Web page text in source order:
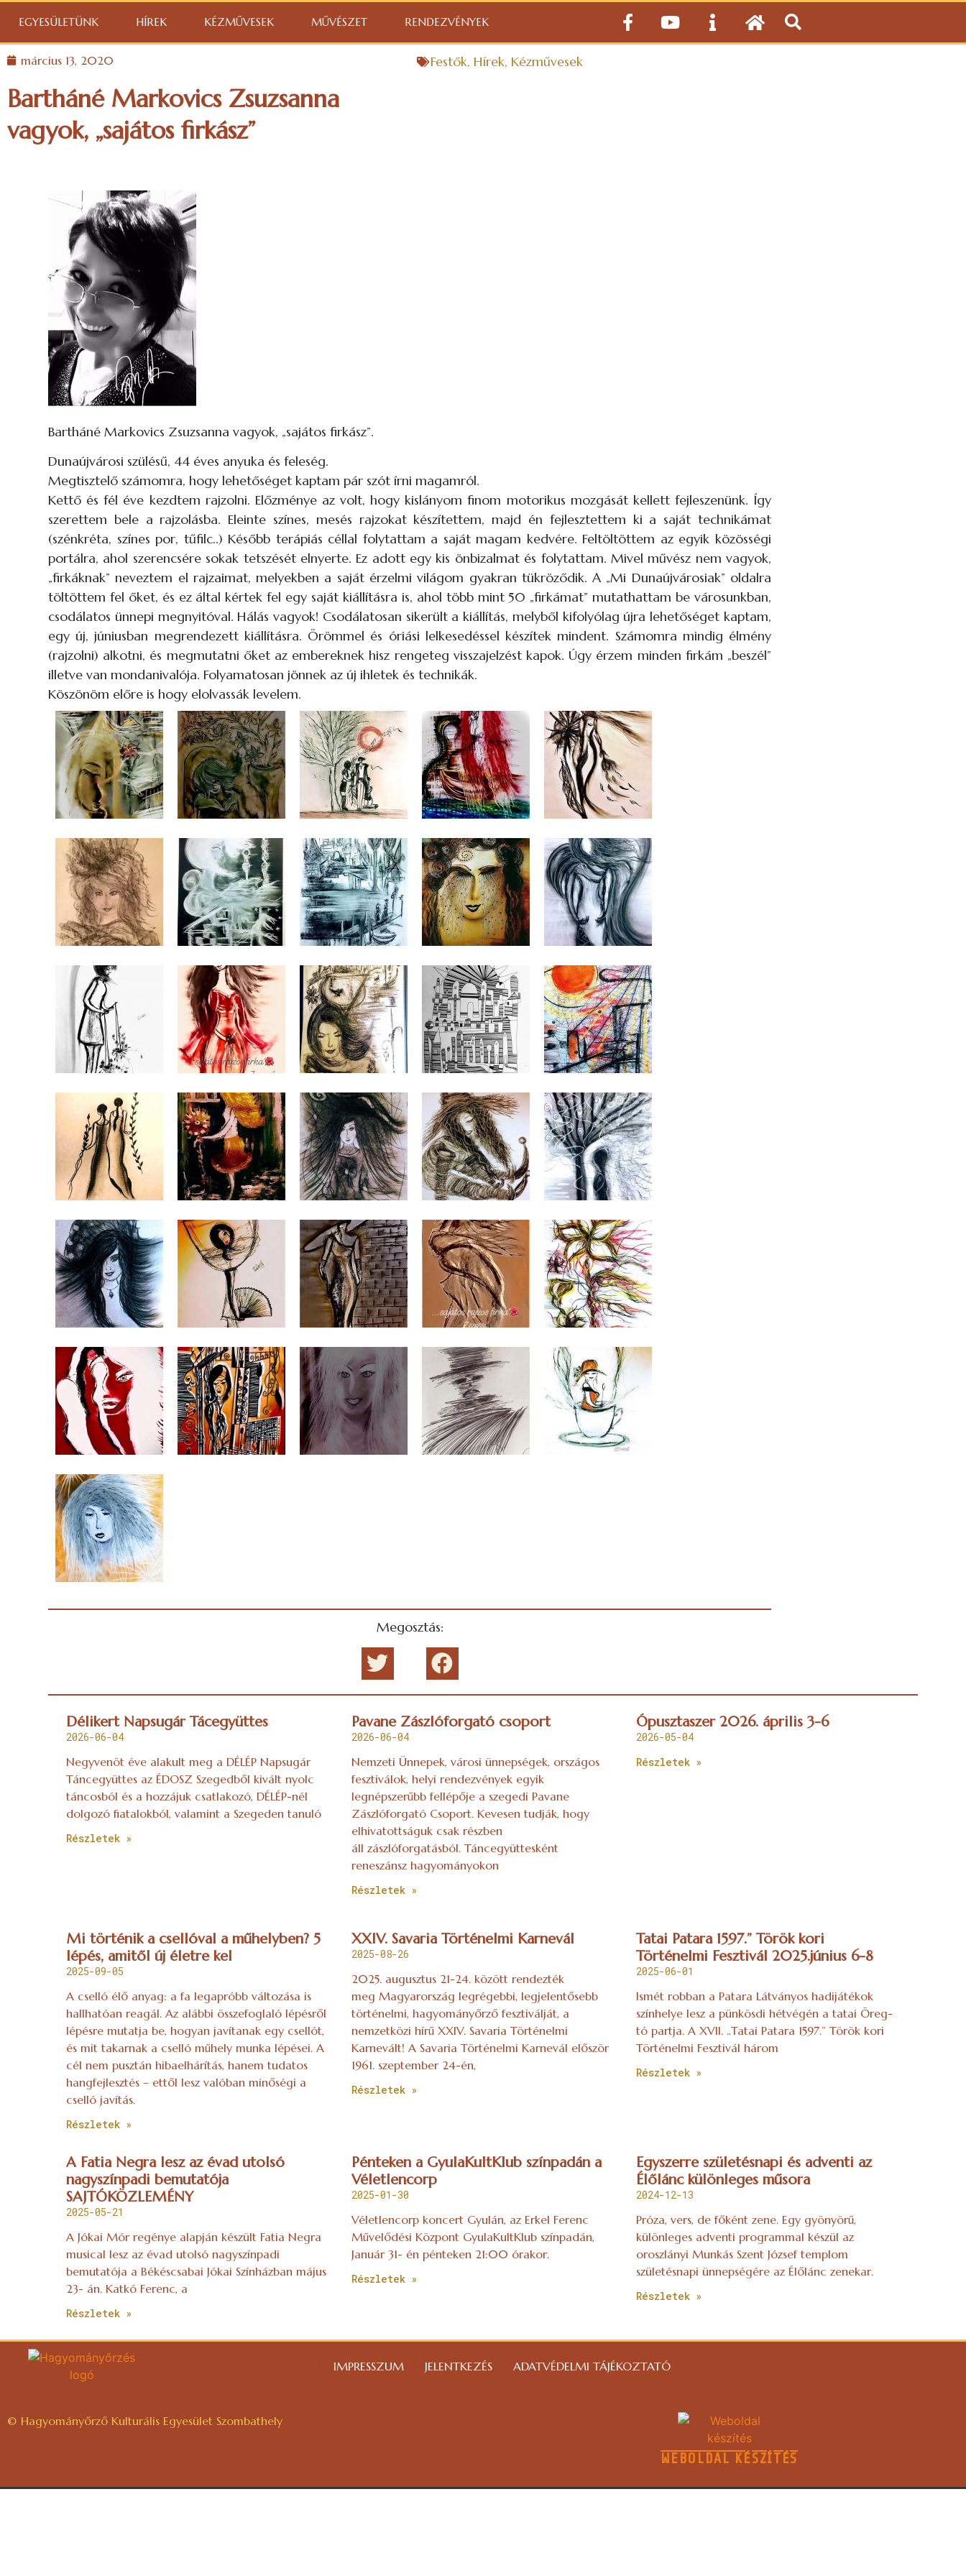
EGYESÜLETÜNK HÍREK KÉZMŰVESEK MŰVÉSZET RENDEZVÉNYEK
március 13, 2020
Bartháné Markovics Zsuzsanna
vagyok, „sajátos firkász”
Festők, Hírek, Kézművesek
Bartháné Markovics Zsuzsanna vagyok, „sajátos firkász”.
Dunaújvárosi szülésű, 44 éves anyuka és feleség.
Megtisztelő számomra, hogy lehetőséget kaptam pár szót írni magamról.
Kettő és fél éve kezdtem rajzolni. Előzménye az volt, hogy kislányom finom motorikus mozgását kellett fejleszenünk. Így
szerettem bele a rajzolásba. Eleinte színes, mesés rajzokat készítettem, majd én fejlesztettem ki a saját technikámat
(szénkréta, színes por, tűfilc..) Később terápiás céllal folytattam a saját magam kedvére. Feltöltöttem az egyik közösségi
portálra, ahol szerencsére sokak tetszését elnyerte. Ez adott egy kis önbizalmat és folytattam. Mivel művész nem vagyok,
„firkáknak” neveztem el rajzaimat, melyekben a saját érzelmi világom gyakran tükröződik. A „Mi Dunaújvárosiak” oldalra
töltöttem fel őket, és ez által kértek fel egy saját kiállításra is, ahol több mint 50 „firkámat” mutathattam be városunkban,
csodálatos ünnepi megnyitóval. Hálás vagyok! Csodálatosan sikerült a kiállítás, melyből kifolyólag újra lehetőséget kaptam,
egy új, júniusban megrendezett kiállításra. Örömmel és óriási lelkesedéssel készítek mindent. Számomra mindig élmény
(rajzolni) alkotni, és megmutatni őket az embereknek hisz rengeteg visszajelzést kapok. Úgy érzem minden firkám „beszél”
illetve van mondanivalója. Folyamatosan jönnek az új ihletek és technikák.
Köszönöm előre is hogy elolvassák levelem.
Megosztás:
Délikert Napsugár Tácegyüttes
2026-06-04
Negyvenöt éve alakult meg a DÉLÉP Napsugár
Táncegyüttes az ÉDOSZ Szegedből kivált nyolc
táncosból és a hozzájuk csatlakozó, DÉLÉP-nél
dolgozó fiatalokból, valamint a Szegeden tanuló
Részletek »
Pavane Zászlóforgató csoport
2026-06-04
Nemzeti Ünnepek, városi ünnepségek, országos
fesztiválok, helyi rendezvények egyik
legnépszerűbb fellépője a szegedi Pavane
Zászlóforgató Csoport. Kevesen tudják, hogy
elhivatottságuk csak részben
áll zászlóforgatásból. Táncegyüttesként
reneszánsz hagyományokon
Részletek »
Ópusztaszer 2026. április 3-6
2026-05-04
Részletek »
Mi történik a csellóval a műhelyben? 5
lépés, amitől új életre kel
2025-09-05
A cselló élő anyag: a fa legapróbb változása is
hallhatóan reagál. Az alábbi összefoglaló lépésről
lépésre mutatja be, hogyan javítanak egy csellót,
és mit takarnak a cselló műhely munka lépései. A
cél nem pusztán hibaelhárítás, hanem tudatos
hangfejlesztés – ettől lesz valóban minőségi a
cselló javítás.
Részletek »
XXIV. Savaria Történelmi Karnevál
2025-08-26
2025. augusztus 21-24. között rendezték
meg Magyarország legrégebbi, legjelentősebb
történelmi, hagyományőrző fesztiválját, a
nemzetközi hírű XXIV. Savaria Történelmi
Karnevált! A Savaria Történelmi Karnevál először
1961. szeptember 24-én,
Részletek »
Tatai Patara 1597.” Török kori
Történelmi Fesztivál 2025.június 6-8
2025-06-01
Ismét robban a Patara Látványos hadijátékok
színhelye lesz a pünkösdi hétvégén a tatai Öreg-
tó partja. A XVII. „Tatai Patara 1597.” Török kori
Történelmi Fesztivál három
Részletek »
A Fatia Negra lesz az évad utolsó
nagyszínpadi bemutatója
SAJTÓKÖZLEMÉNY
2025-05-21
A Jókai Mór regénye alapján készült Fatia Negra
musical lesz az évad utolsó nagyszínpadi
bemutatója a Békéscsabai Jókai Színházban május
23- án. Katkó Ferenc, a
Részletek »
Pénteken a GyulaKultKlub színpadán a
Véletlencorp
2025-01-30
Véletlencorp koncert Gyulán, az Erkel Ferenc
Művelődési Központ GyulaKultKlub színpadán,
Január 31- én pénteken 21:00 órakor.
Részletek »
Egyszerre születésnapi és adventi az
Élőlánc különleges műsora
2024-12-13
Próza, vers, de főként zene. Egy gyönyörű,
különleges adventi programmal készül az
oroszlányi Munkás Szent József templom
születésnapi ünnepségére az Élőlánc zenekar.
Részletek »
IMPRESSZUM JELENTKEZÉS ADATVÉDELMI TÁJÉKOZTATÓ
© Hagyományőrző Kulturális Egyesület Szombathely
WEBOLDAL KÉSZÍTÉS